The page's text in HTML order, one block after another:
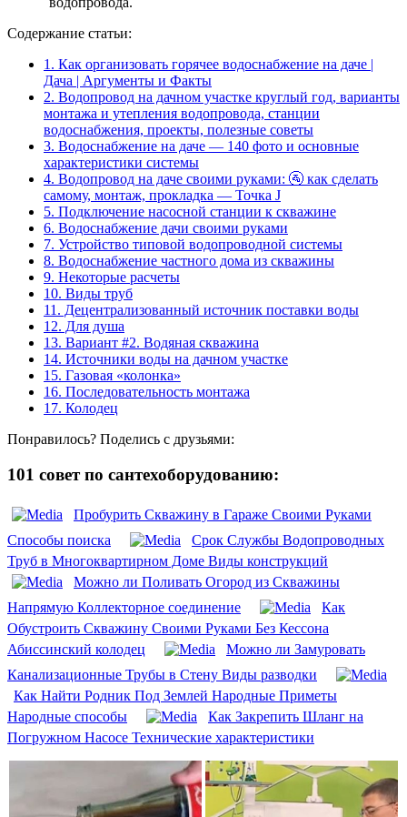
Содержание статьи:
1. Как организовать горячее водоснабжение на даче |
Дача | Аргументы и Факты
2. Водопровод на дачном участке круглый год, варианты
монтажа и утепления водопровода, станции
водоснабжения, проекты, полезные советы
3. Водоснабжение на даче — 140 фото и основные
характеристики системы
4. Водопровод на даче своими руками: 🚰 как сделать
самому, монтаж, прокладка — Точка J
5. Подключение насосной станции к скважине
6. Водоснабжение дачи своими руками
7. Устройство типовой водопроводной системы
8. Водоснабжение частного дома из скважины
9. Некоторые расчеты
10. Виды труб
11. Децентрализованный источник поставки воды
12. Для душа
13. Вариант #2. Водяная скважина
14. Источники воды на дачном участке
15. Газовая «колонка»
16. Последовательность монтажа
17. Колодец
Понравилось? Поделись с друзьями:
101 совет по сантехоборудованию:
Пробурить Скважину в Гараже Своими Руками
Способы поиска
Срок Службы Водопроводных
Труб в Многоквартирном Доме Виды конструкций
Можно ли Поливать Огород из Скважины
Напрямую Коллекторное соединение
Как
Обустроить Скважину Своими Руками Без Кессона
Абиссинский колодец
Можно ли Замуровать
Канализационные Трубы в Стену Виды разводки
Как Найти Родник Под Землей Народные Приметы
Народные способы
Как Закрепить Шланг на
Погружном Насосе Технические характеристики